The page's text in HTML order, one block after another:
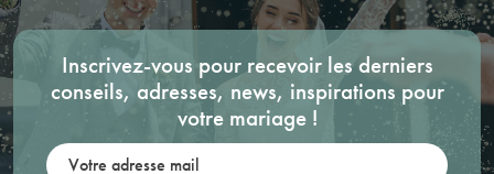
Inscrivez-vous pour recevoir les derniers
conseils, adresses, news, inspirations pour
votre mariage !